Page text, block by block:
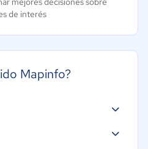
de interés
Mapinfo?